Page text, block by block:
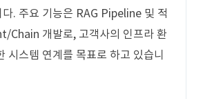
. 주요 기능은 RAG Pipeline 및 적
Chain 개발로, 고객사의 인프라 환
시스템 연계를 목표로 하고 있습니